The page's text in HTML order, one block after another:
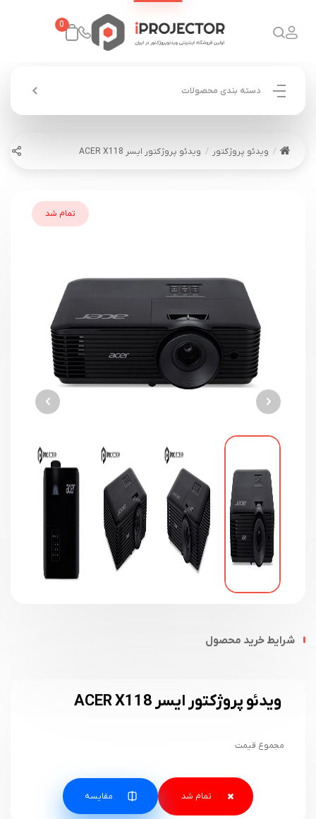
0
دسته بندی محصولات
ویدئو پروژکتور ویدئو پروژکتور ایسر ACER X118
تمام شد
شرایط خرید محصول
ویدئو پروژکتور ایسر ACER X118
مجموع قیمت
مقایسه